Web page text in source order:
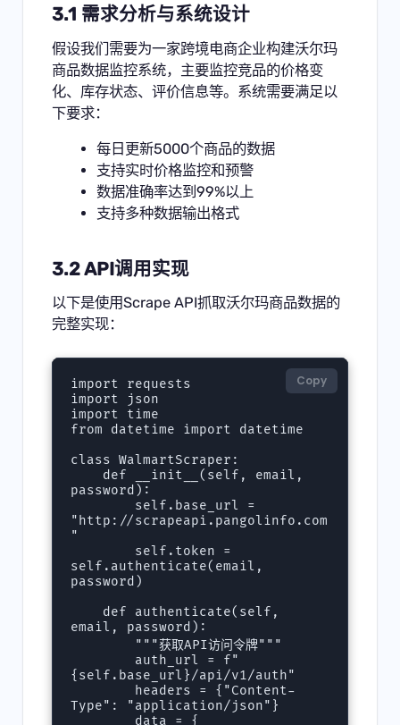
3.1 需求分析与系统设计
假设我们需要为一家跨境电商企业构建沃尔玛
商品数据监控系统，主要监控竞品的价格变
化、库存状态、评价信息等。系统需要满足以
下要求：
每日更新5000个商品的数据
支持实时价格监控和预警
数据准确率达到99%以上
支持多种数据输出格式
3.2 API调用实现
以下是使用Scrape API抓取沃尔玛商品数据的
完整实现：
Copy
import requests
import json
import time
from datetime import datetime
class WalmartScraper:
password):
"http://scrapeapi.pangolinfo.com
"
self.authenticate(email,
password)
email, password):
{self.base_url}/api/v1/auth"
Type": "application/json"}